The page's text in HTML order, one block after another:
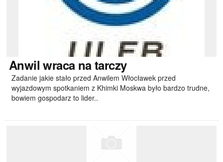
Anwil wraca na tarczy
Zadanie jakie stało przed Anwilem Włocławek przed
wyjazdowym spotkaniem z Khimki Moskwa było bardzo trudne,
bowiem gospodarz to lider..